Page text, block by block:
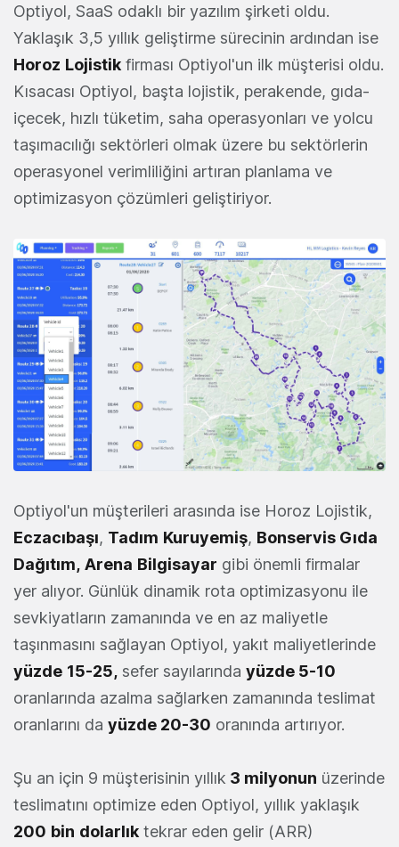
Optiyol, SaaS odaklı bir yazılım şirketi oldu.
Yaklaşık 3,5 yıllık geliştirme sürecinin ardından ise
Horoz Lojistik firması Optiyol'un ilk müşterisi oldu.
Kısacası Optiyol, başta lojistik, perakende, gıda-
içecek, hızlı tüketim, saha operasyonları ve yolcu
taşımacılığı sektörleri olmak üzere bu sektörlerin
operasyonel verimliliğini artıran planlama ve
optimizasyon çözümleri geliştiriyor.
Optiyol'un müşterileri arasında ise Horoz Lojistik,
Eczacıbaşı, Tadım Kuruyemiş, Bonservis Gıda
Dağıtım, Arena Bilgisayar gibi önemli firmalar
yer alıyor. Günlük dinamik rota optimizasyonu ile
sevkiyatların zamanında ve en az maliyetle
taşınmasını sağlayan Optiyol, yakıt maliyetlerinde
yüzde 15-25, sefer sayılarında yüzde 5-10
oranlarında azalma sağlarken zamanında teslimat
oranlarını da yüzde 20-30 oranında artırıyor.
Şu an için 9 müşterisinin yıllık 3 milyonun üzerinde
teslimatını optimize eden Optiyol, yıllık yaklaşık
200 bin dolarlık tekrar eden gelir (ARR)